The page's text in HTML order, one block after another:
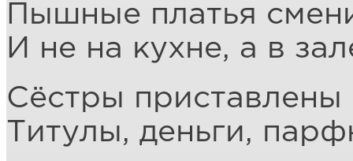
Пышные платья
И не на кухне, а в
Сёстры
Титулы, деньги,